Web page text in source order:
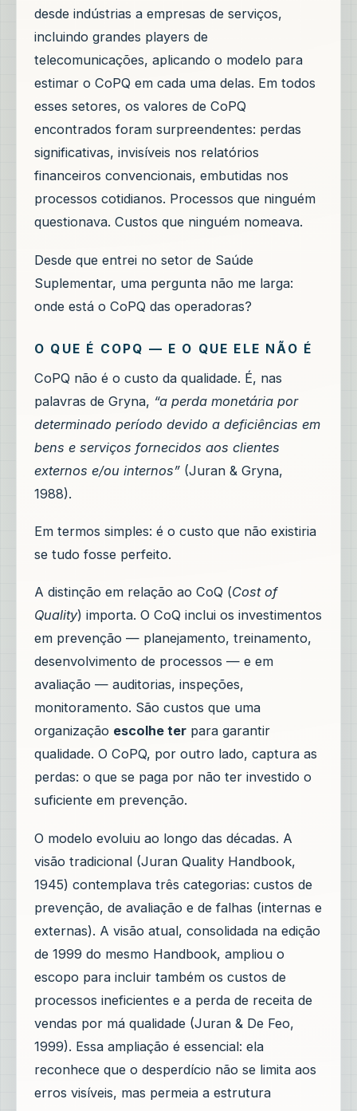
desde indústrias a empresas de serviços,
incluindo grandes players de
telecomunicações, aplicando o modelo para
estimar o CoPQ em cada uma delas. Em todos
esses setores, os valores de CoPQ
encontrados foram surpreendentes: perdas
significativas, invisíveis nos relatórios
financeiros convencionais, embutidas nos
processos cotidianos. Processos que ninguém
questionava. Custos que ninguém nomeava.
Desde que entrei no setor de Saúde
Suplementar, uma pergunta não me larga:
onde está o CoPQ das operadoras?
O QUE É COPQ — E O QUE ELE NÃO É
CoPQ não é o custo da qualidade. É, nas
palavras de Gryna, “a perda monetária por
determinado período devido a deficiências em
bens e serviços fornecidos aos clientes
externos e/ou internos” (Juran & Gryna,
1988).
Em termos simples: é o custo que não existiria
se tudo fosse perfeito.
A distinção em relação ao CoQ (Cost of
Quality) importa. O CoQ inclui os investimentos
em prevenção — planejamento, treinamento,
desenvolvimento de processos — e em
avaliação — auditorias, inspeções,
monitoramento. São custos que uma
organização escolhe ter para garantir
qualidade. O CoPQ, por outro lado, captura as
perdas: o que se paga por não ter investido o
suficiente em prevenção.
O modelo evoluiu ao longo das décadas. A
visão tradicional (Juran Quality Handbook,
1945) contemplava três categorias: custos de
prevenção, de avaliação e de falhas (internas e
externas). A visão atual, consolidada na edição
de 1999 do mesmo Handbook, ampliou o
escopo para incluir também os custos de
processos ineficientes e a perda de receita de
vendas por má qualidade (Juran & De Feo,
1999). Essa ampliação é essencial: ela
reconhece que o desperdício não se limita aos
erros visíveis, mas permeia a estrutura